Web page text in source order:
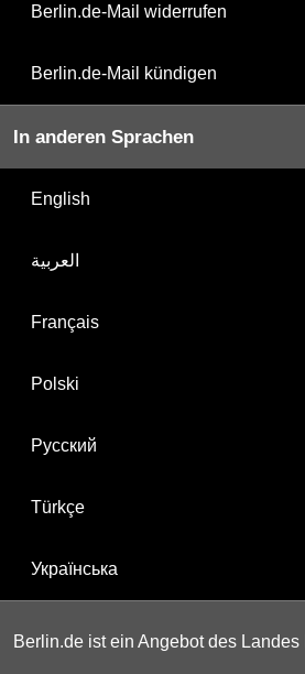
Berlin.de-Mail widerrufen
Berlin.de-Mail kündigen
In anderen Sprachen
English
العربية
Français
Polski
Русский
Türkçe
Українська
Berlin.de ist ein Angebot des Landes